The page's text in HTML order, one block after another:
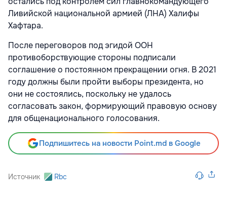
Ливийской национальной армией (ЛНА) Халифы
Хафтара.
После переговоров под эгидой ООН
противоборствующие стороны подписали
соглашение о постоянном прекращении огня. В 2021
году должны были пройти выборы президента, но
они не состоялись, поскольку не удалось
согласовать закон, формирующий правовую основу
для общенационального голосования.
Подпишитесь на новости Point.md в Google
Источник Rbc